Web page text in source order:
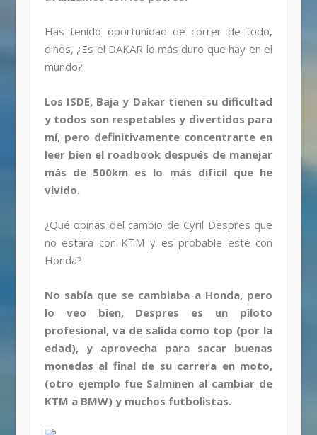
Has tenido oportunidad de correr de todo,
dinos, ¿Es el DAKAR lo más duro que hay en el
mundo?
Los ISDE, Baja y Dakar tienen su dificultad
y todos son respetables y divertidos para
mí, pero definitivamente concentrarte en
leer bien el roadbook después de manejar
más de 500km es lo más difícil que he
vivido.
¿Qué opinas del cambio de Cyril Despres que
no estará con KTM y es probable esté con
Honda?
No sabía que se cambiaba a Honda, pero
lo veo bien, Despres es un piloto
profesional, va de salida como top (por la
edad), y aprovecha para sacar buenas
monedas al final de su carrera en moto,
(otro ejemplo fue Salminen al cambiar de
KTM a BMW) y muchos futbolistas.